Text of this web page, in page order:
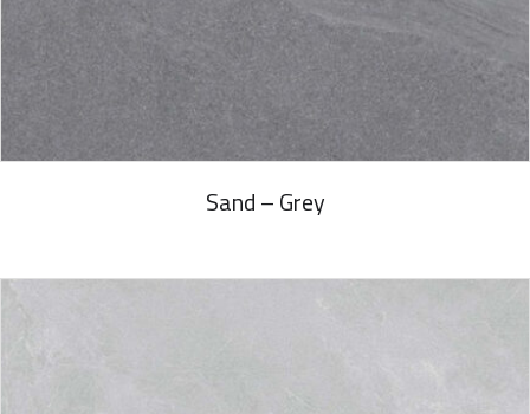
Sand – Grey